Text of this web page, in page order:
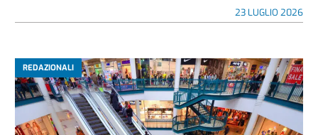
23 LUGLIO 2026
REDAZIONALI